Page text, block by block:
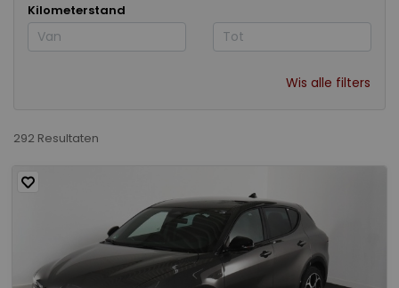
Kilometerstand
Wis alle filters
292 Resultaten